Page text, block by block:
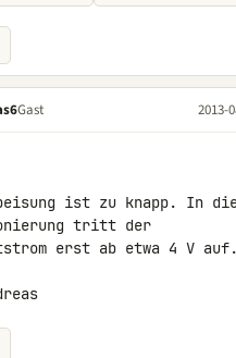
Gast 2013-
ist zu knapp. In
tritt der
erst ab etwa 4 V auf.